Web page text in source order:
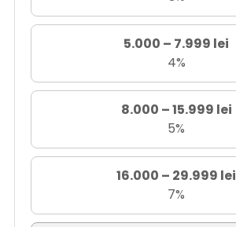
5.000 – 7.999 lei
4%
8.000 – 15.999 lei
5%
16.000 – 29.999 lei
7%